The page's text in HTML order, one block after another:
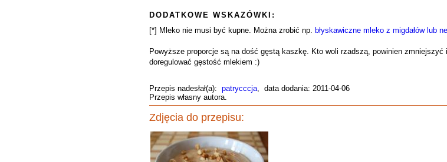
DODATKOWE WSKAZÓWKI:
[*] Mleko nie musi być kupne. Można zrobić np. błyskawiczne mleko z migdałów lub
Powyższe proporcje są na dość gęstą kaszkę. Kto woli rzadszą, powinien
doregulować gęstość mlekiem :)
Przepis nadesłał(a): patrycccja, data dodania: 2011-04-06
Przepis własny autora.
Zdjęcia do przepisu: